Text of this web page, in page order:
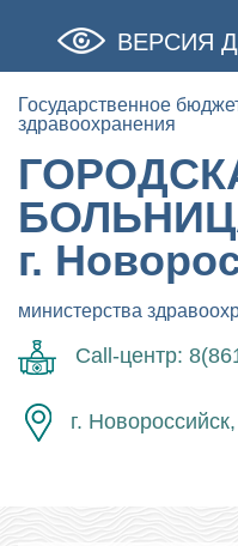
ВЕРСИЯ
Государственное
здравоохранения
г.
министерства
Call-центр:
г.